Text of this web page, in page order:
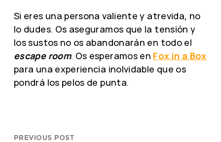
Si eres una persona valiente y atrevida, no
lo dudes. Os aseguramos que la tensión y
los sustos no os abandonarán en todo el
escape room. Os esperamos en Fox in a Box
para una experiencia inolvidable que os
pondrá los pelos de punta.
PREVIOUS POST